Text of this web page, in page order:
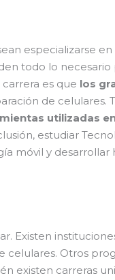
especializarse
todo lo
es que los
de celulares.
utilizadas
estudiar
móvil y
Existen
celulares. Otros
existen carreras